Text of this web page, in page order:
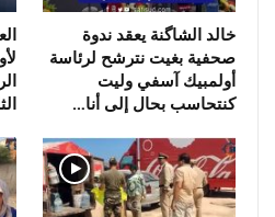
خالد الشاگنة يعقد ندوة
صحفية بغيت نترشح لرئاسة
أولمبيك آسفي وليت
كنتحاسب بحال إلى أنا…